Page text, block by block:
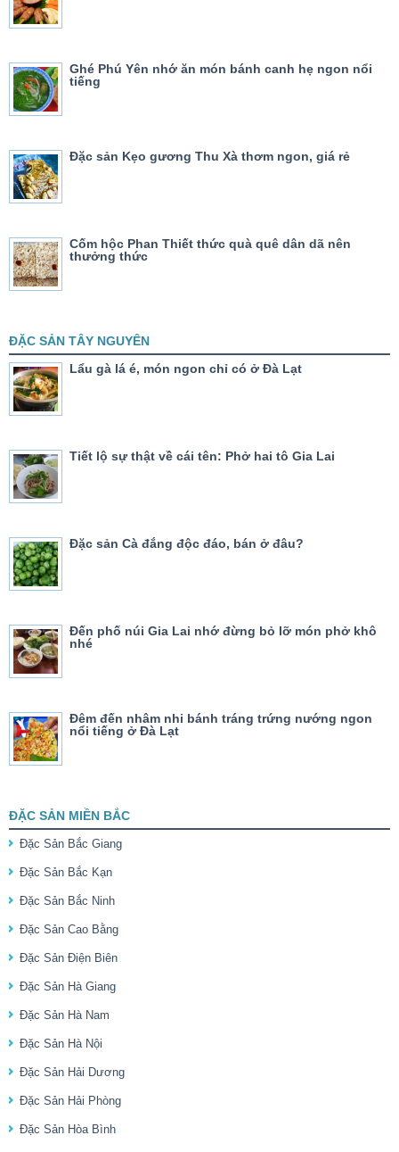
Ghé Phú Yên nhớ ăn món bánh canh hẹ ngon nổi
tiếng
Đặc sản Kẹo gương Thu Xà thơm ngon, giá rẻ
Cốm hộc Phan Thiết thức quà quê dân dã nên
thưởng thức
ĐẶC SẢN TÂY NGUYÊN
Lẩu gà lá é, món ngon chỉ có ở Đà Lạt
Tiết lộ sự thật về cái tên: Phở hai tô Gia Lai
Đặc sản Cà đắng độc đáo, bán ở đâu?
Đến phố núi Gia Lai nhớ đừng bỏ lỡ món phở khô
nhé
Đêm đến nhâm nhi bánh tráng trứng nướng ngon
nổi tiếng ở Đà Lạt
ĐẶC SẢN MIỀN BẮC
Đặc Sản Bắc Giang
Đặc Sản Bắc Kạn
Đặc Sản Bắc Ninh
Đặc Sản Cao Bằng
Đặc Sản Điện Biên
Đặc Sản Hà Giang
Đặc Sản Hà Nam
Đặc Sản Hà Nội
Đặc Sản Hải Dương
Đặc Sản Hải Phòng
Đặc Sản Hòa Bình